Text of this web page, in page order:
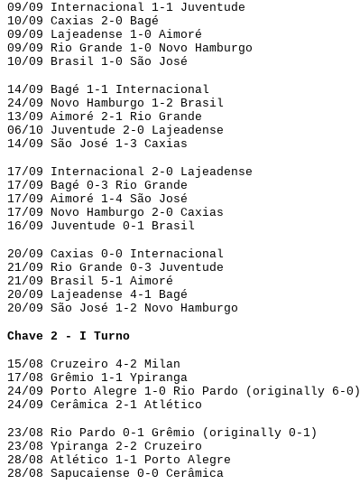
09/09 Internacional 1-1 Juventude
10/09 Caxias 2-0 Bagé
09/09 Lajeadense 1-0 Aimoré
09/09 Rio Grande 1-0 Novo Hamburgo
10/09 Brasil 1-0 São José
14/09 Bagé 1-1 Internacional
24/09 Novo Hamburgo 1-2 Brasil
13/09 Aimoré 2-1 Rio Grande
06/10 Juventude 2-0 Lajeadense
14/09 São José 1-3 Caxias
17/09 Internacional 2-0 Lajeadense
17/09 Bagé 0-3 Rio Grande
17/09 Aimoré 1-4 São José
17/09 Novo Hamburgo 2-0 Caxias
16/09 Juventude 0-1 Brasil
20/09 Caxias 0-0 Internacional
21/09 Rio Grande 0-3 Juventude
21/09 Brasil 5-1 Aimoré
20/09 Lajeadense 4-1 Bagé
20/09 São José 1-2 Novo Hamburgo
Chave 2 - I Turno
15/08 Cruzeiro 4-2 Milan
17/08 Grêmio 1-1 Ypiranga
24/09 Porto Alegre 1-0 Rio Pardo (originally 6-0)
24/09 Cerâmica 2-1 Atlético
23/08 Rio Pardo 0-1 Grêmio (originally 0-1)
23/08 Ypiranga 2-2 Cruzeiro
28/08 Atlético 1-1 Porto Alegre
28/08 Sapucaiense 0-0 Cerâmica